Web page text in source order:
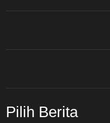
Pilih Berita